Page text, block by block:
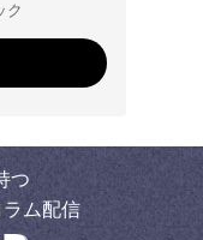
ク
つ
ラム配信